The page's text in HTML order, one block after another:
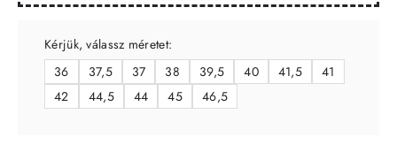
Kérjük, válassz méretet:
36
37,5 37 38 39,5 40 41,5
41
42
44,5 44 45 46,5